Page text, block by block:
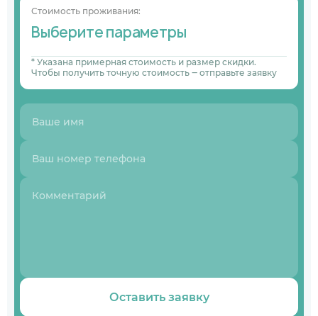
Стоимость проживания:
Выберите параметры
* Указана примерная стоимость и размер скидки.
Чтобы получить точную стоимость ‒ отправьте заявку
Оставить заявку